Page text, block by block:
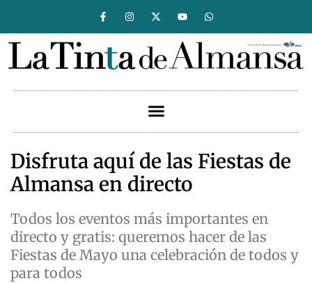
Disfruta aquí de las Fiestas de
Almansa en directo
Todos los eventos más importantes en
directo y gratis: queremos hacer de las
Fiestas de Mayo una celebración de todos y
para todos